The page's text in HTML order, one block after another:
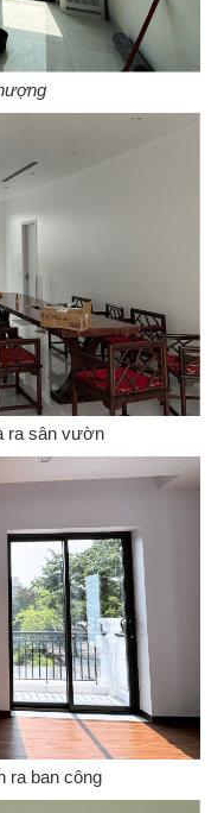
ra sân vườn
ra ban công